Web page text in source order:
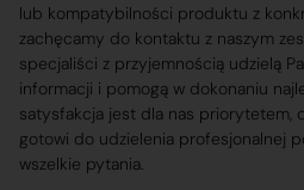
lub kompatybilności produktu z
zachęcamy do kontaktu z naszym
specjaliści z przyjemnością udzielą
informacji i pomogą w dokonaniu
satysfakcja jest dla nas priorytetem,
gotowi do udzielenia profesjonalnej
wszelkie pytania.